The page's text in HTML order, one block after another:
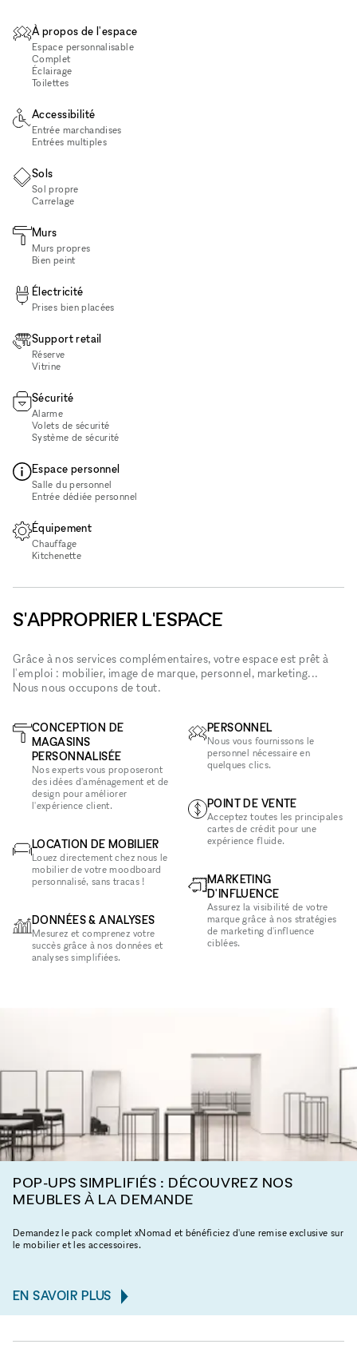
À propos de l'espace
Espace personnalisable
Complet
Éclairage
Toilettes
Accessibilité
Entrée marchandises
Entrées multiples
Sols
Sol propre
Carrelage
Murs
Murs propres
Bien peint
Électricité
Prises bien placées
Support retail
Réserve
Vitrine
Sécurité
Alarme
Volets de sécurité
Système de sécurité
Espace personnel
Salle du personnel
Entrée dédiée personnel
Équipement
Chauffage
Kitchenette
S'APPROPRIER L'ESPACE
Grâce à nos services complémentaires, votre espace est prêt à
l'emploi : mobilier, image de marque, personnel, marketing...
Nous nous occupons de tout.
CONCEPTION DE
MAGASINS
PERSONNALISÉE
Nos experts vous proposeront
des idées d'aménagement et de
design pour améliorer
l'expérience client.
LOCATION DE MOBILIER
Louez directement chez nous le
mobilier de votre moodboard
personnalisé, sans tracas !
DONNÉES & ANALYSES
Mesurez et comprenez votre
succès grâce à nos données et
analyses simplifiées.
PERSONNEL
Nous vous fournissons le
personnel nécessaire en
quelques clics.
POINT DE VENTE
Acceptez toutes les principales
cartes de crédit pour une
expérience fluide.
MARKETING
D'INFLUENCE
Assurez la visibilité de votre
marque grâce à nos stratégies
de marketing d'influence
ciblées.
POP-UPS SIMPLIFIÉS : DÉCOUVREZ NOS
MEUBLES À LA DEMANDE
Demandez le pack complet xNomad et bénéficiez d'une remise exclusive sur
le mobilier et les accessoires.
EN SAVOIR PLUS